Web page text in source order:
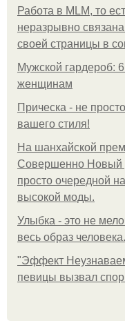
Работа в MLM, то
неразрывно
своей страницы в
Мужской гардероб:
женщинам
Прическа - не
вашего стиля!
На шанхайской
Совершенно Новый
просто очередной
высокой моды.
Улыбка - это не
весь образ человека.
"Эффект
певицы вызвал